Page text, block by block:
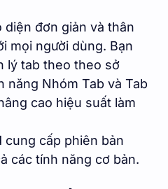
diện đơn giản và thân
mọi người dùng. Bạn
lý tab theo theo sở
năng Nhóm Tab và Tab
cao hiệu suất làm
cung cấp phiên bản
các tính năng cơ bản.